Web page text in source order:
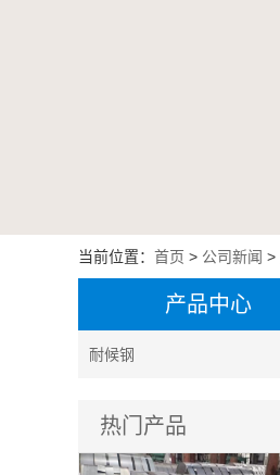
当前位置： 首页 > 公司新闻 >
产品中心
耐候钢
热门产品